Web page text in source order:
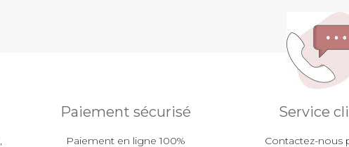
Paiement sécurisé
Paiement en ligne 100%
Service
Contactez-nous